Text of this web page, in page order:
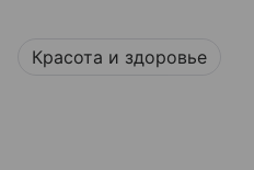
Красота и здоровье